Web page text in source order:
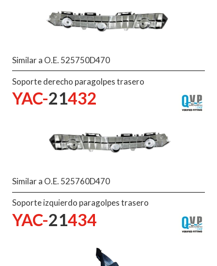
Similar a O.E. 525750D470
Soporte derecho paragolpes trasero
YAC-21432
Similar a O.E. 525760D470
Soporte izquierdo paragolpes trasero
YAC-21434